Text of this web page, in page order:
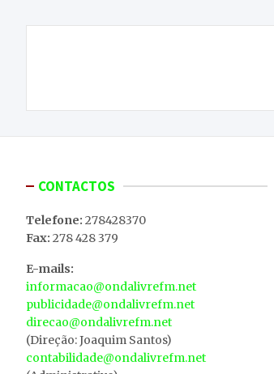
artigos
CONTACTOS
Telefone: 278428370
Fax: 278 428 379
E-mails:
informacao@ondalivrefm.net
publicidade@ondalivrefm.net
direcao@ondalivrefm.net
(Direção: Joaquim Santos)
contabilidade@ondalivrefm.net